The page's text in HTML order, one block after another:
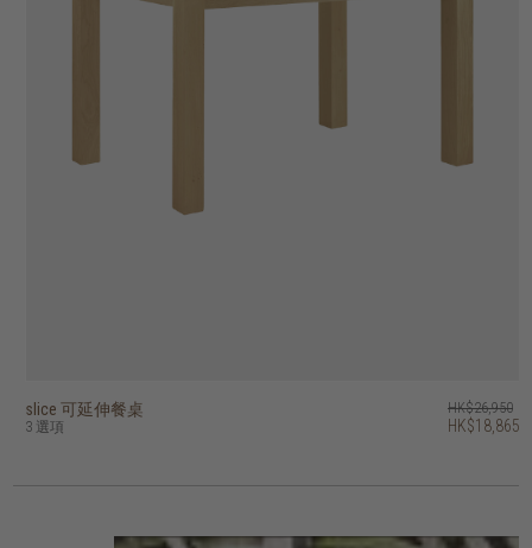
slice 可延伸餐桌
3 選項
HK$26,950
HK$18,865
bok 餐桌 - 可延伸
12 選項
HK$22,950